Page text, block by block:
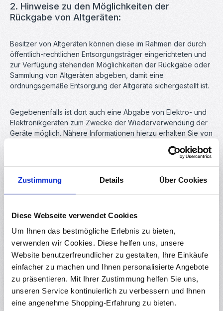
Zustimmung Details Über Cookies
Diese Webseite verwendet Cookies
Um Ihnen das bestmögliche Erlebnis zu bieten,
verwenden wir Cookies. Diese helfen uns, unsere
Website benutzerfreundlicher zu gestalten, Ihre Einkäufe
einfacher zu machen und Ihnen personalisierte Angebote
zu präsentieren. Mit Ihrer Zustimmung helfen Sie uns,
unseren Service kontinuierlich zu verbessern und Ihnen
eine angenehme Shopping-Erfahrung zu bieten.
2. Hinweise zu den Möglichkeiten der
Rückgabe von Altgeräten:
Besitzer von Altgeräten können diese im Rahmen der durch
öffentlich-rechtlichen Entsorgungsträger eingerichteten und
zur Verfügung stehenden Möglichkeiten der Rückgabe oder
Sammlung von Altgeräten abgeben, damit eine
ordnungsgemäße Entsorgung der Altgeräte sichergestellt ist.
Gegebenenfalls ist dort auch eine Abgabe von Elektro- und
Elektronikgeräten zum Zwecke der Wiederverwendung der
Geräte möglich. Nähere Informationen hierzu erhalten Sie von
Onlineverzeichnis der Sammel und Rücknahmestellen
https://www.stiftung-ear.de/verzeichnisse/
3. Hinweis zum Datenschutz
Auf zu entsorgenden Altgeräten befinden sich teilweise
sensible personenbezogene Daten (etwa auf einem PC oder